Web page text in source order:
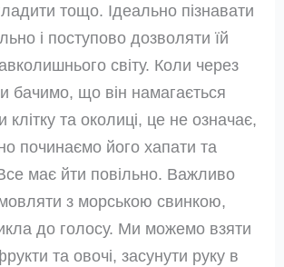
тощо. Ідеально пізнавати
і поступово дозволяти їй
світу. Коли через
бачимо, що він намагається
клітку та околиці, це не означає,
починаємо його хапати та
має йти повільно. Важливо
з морською свинкою,
до голосу. Ми можемо взяти
та овочі, засунути руку в